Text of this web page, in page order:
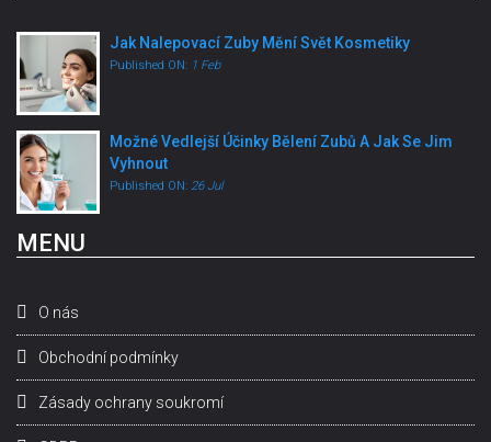
Jak Nalepovací Zuby Mění Svět Kosmetiky
Published ON: 1 Feb
Možné Vedlejší Účinky Bělení Zubů A Jak Se Jim
Vyhnout
Published ON: 26 Jul
MENU
O nás
Obchodní podmínky
Zásady ochrany soukromí